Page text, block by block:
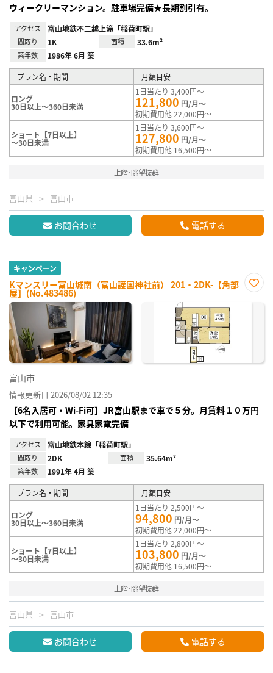
ウィークリーマンション。駐車場完備★長期割引有。
アクセス 富山地鉄不二越上滝「稲荷町駅」
間取り 1K 面積 33.6m²
築年数 1986年 6月 築
プラン名・期間 月額目安
ロング
30日以上～360日未満
1日当たり 3,400円～
121,800 円/月～
初期費用他 22,000円～
ショート【7日以上】
～30日未満
1日当たり 3,600円～
127,800 円/月～
初期費用他 16,500円～
上階･眺望抜群
富山県 富山市
お問合わせ 電話する
キャンペーン
Kマンスリー富山城南（富山護国神社前） 201・2DK-【角部
屋】(No.483486)
に入
富山市
情報更新日 2026/08/02 12:35
【6名入居可・Wi-Fi可】JR富山駅まで車で５分。月賃料１０万円
以下で利用可能。家具家電完備
アクセス 富山地鉄本線「稲荷町駅」
間取り 2DK 面積 35.64m²
築年数 1991年 4月 築
プラン名・期間 月額目安
ロング
30日以上～360日未満
1日当たり 2,500円～
94,800 円/月～
初期費用他 22,000円～
ショート【7日以上】
～30日未満
1日当たり 2,800円～
103,800 円/月～
初期費用他 16,500円～
上階･眺望抜群
富山県 富山市
お問合わせ 電話する